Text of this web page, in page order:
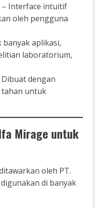
– Interface intuitif
oleh pengguna
banyak aplikasi,
laboratorium,
Dibuat dengan
untuk
Mirage untuk
oleh PT.
di banyak